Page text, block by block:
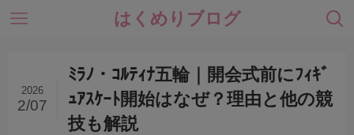
はくめりブログ
ﾐﾗﾉ・ｺﾙﾃｨﾅ五輪｜開会式前にﾌｨｷﾞ
ｭｱｽｹｰﾄ開始はなぜ？理由と他の競
技も解説
2026
2/07